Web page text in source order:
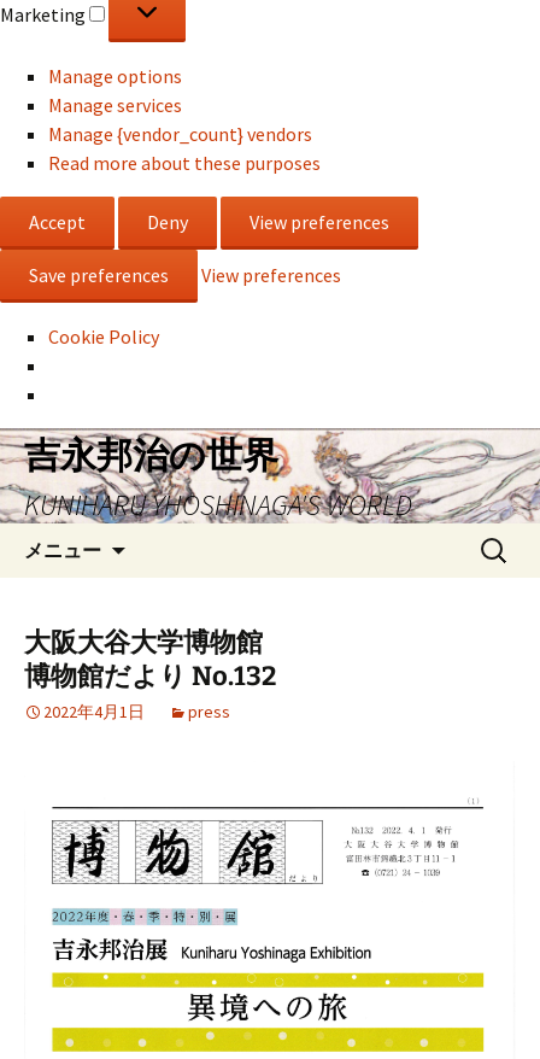
Marketing
Manage options
Manage services
Manage {vendor_count} vendors
Read more about these purposes
Accept Deny View preferences
Save preferences View preferences
Cookie Policy
コ
ン
テ
ン
へ
吉永邦治の世界
KUNIHARU YHOSHINAGA'S WORLD
メニュー
検
索:
大阪大谷大学博物館
博物館だより No.132
2022年4月1日 press